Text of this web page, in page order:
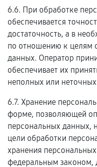
6.6. При обработке
обеспечивается
достаточность, а в
по отношению к целям
данных. Оператор
обеспечивает их
неполных или
6.7. Хранение
форме, позволяющей
персональных данных,
цели обработки
хранения
федеральным законом,